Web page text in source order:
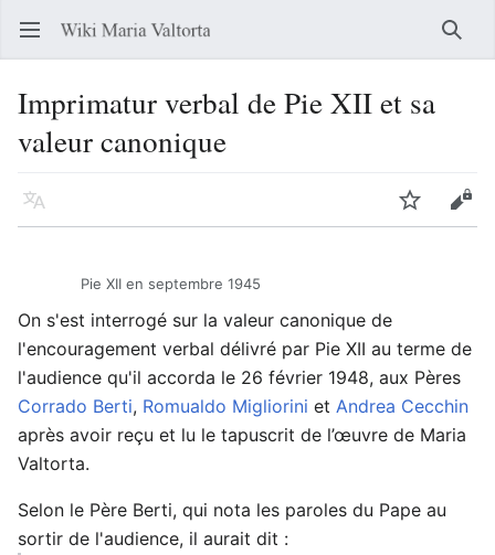
Ouvrir le menu principal
Imprimatur verbal de Pie XII et sa
valeur canonique
Langue Suivre
Pie XII en septembre 1945
On s'est interrogé sur la valeur canonique de
l'encouragement verbal délivré par Pie XII au terme de
l'audience qu'il accorda le 26 février 1948, aux Pères
Corrado Berti, Romualdo Migliorini et Andrea Cecchin
après avoir reçu et lu le tapuscrit de l’œuvre de Maria
Valtorta.
Selon le Père Berti, qui nota les paroles du Pape au
sortir de l'audience, il aurait dit :